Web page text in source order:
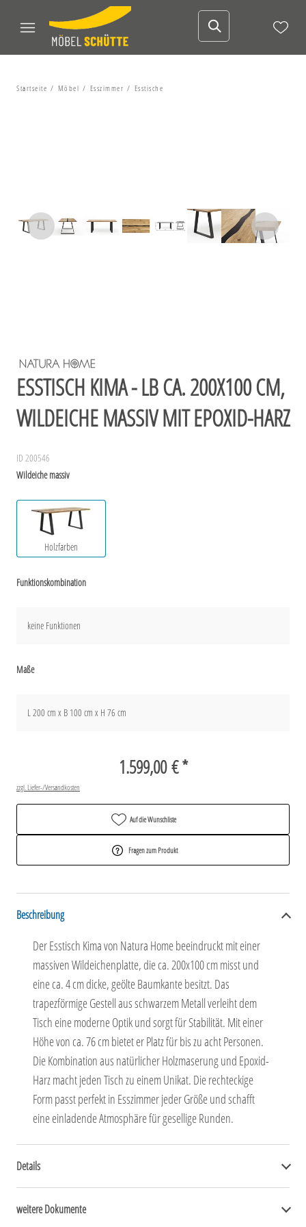
Startseite Möbel Esszimmer Esstische
ESSTISCH KIMA - LB CA. 200X100 CM,
WILDEICHE MASSIV MIT EPOXID-HARZ
ID 200546
Wildeiche massiv
Holzfarben
Funktionskombination
keine Funktionen
Maße
L 200 cm x B 100 cm x H 76 cm
1.599,00 € *
zzgl. Liefer-/Versandkosten
Auf die Wunschliste
Fragen zum Produkt
Beschreibung
Der Esstisch Kima von Natura Home beeindruckt mit einer
massiven Wildeichenplatte, die ca. 200x100 cm misst und
eine ca. 4 cm dicke, geölte Baumkante besitzt. Das
trapezförmige Gestell aus schwarzem Metall verleiht dem
Tisch eine moderne Optik und sorgt für Stabilität. Mit einer
Höhe von ca. 76 cm bietet er Platz für bis zu acht Personen.
Die Kombination aus natürlicher Holzmaserung und Epoxid-
Harz macht jeden Tisch zu einem Unikat. Die rechteckige
Form passt perfekt in Esszimmer jeder Größe und schafft
eine einladende Atmosphäre für gesellige Runden.
Details
weitere Dokumente